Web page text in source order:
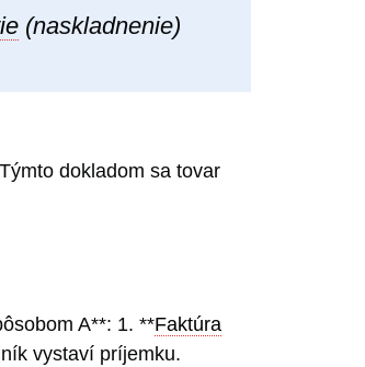
(naskladnenie)
dokladom sa tovar
A**: 1. **Faktúra
vystaví príjemku.